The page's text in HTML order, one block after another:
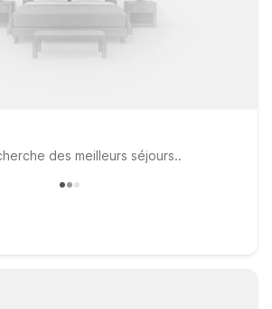
des meilleurs séjours..